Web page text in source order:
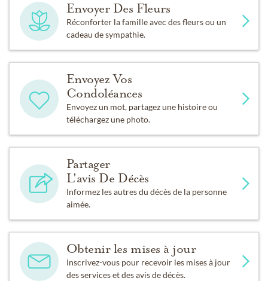
Envoyer Des Fleurs
Réconforter la famille avec des fleurs ou un
cadeau de sympathie.
Envoyez Vos
Condoléances
Envoyez un mot, partagez une histoire ou
téléchargez une photo.
Partager
L'avis De Décès
Informez les autres du décès de la personne
aimée.
Obtenir les mises à jour
Inscrivez-vous pour recevoir les mises à jour
des services et des avis de décès.